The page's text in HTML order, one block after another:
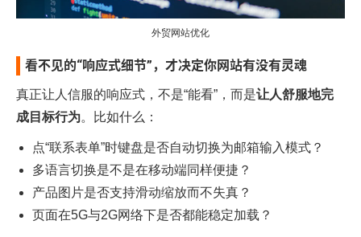
外贸网站优化
看不见的“响应式细节”，才决定你网站有没有灵魂
真正让人信服的响应式，不是“能看”，而是让人舒服地完
成目标行为。比如什么：
点“联系表单”时键盘是否自动切换为邮箱输入模式？
多语言切换是不是在移动端同样便捷？
产品图片是否支持滑动缩放而不失真？
页面在5G与2G网络下是否都能稳定加载？